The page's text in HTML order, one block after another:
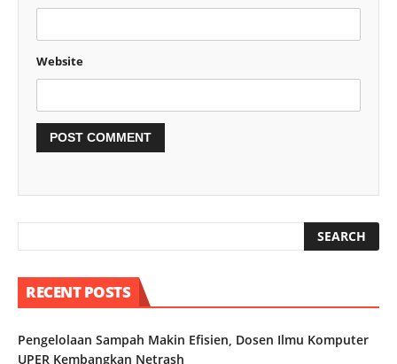
Website
RECENT POSTS
Pengelolaan Sampah Makin Efisien, Dosen Ilmu Komputer
UPER Kembangkan Netrash